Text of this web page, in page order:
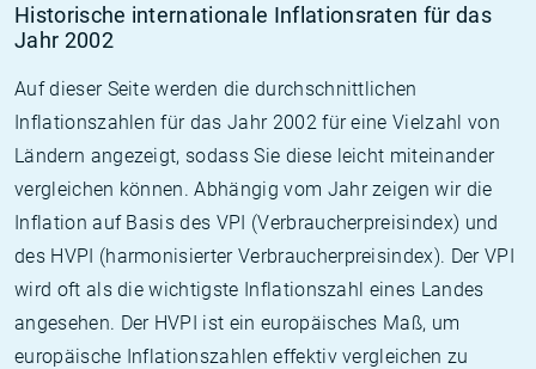
Historische internationale Inflationsraten für das
Jahr 2002
Auf dieser Seite werden die durchschnittlichen
Inflationszahlen für das Jahr 2002 für eine Vielzahl von
Ländern angezeigt, sodass Sie diese leicht miteinander
vergleichen können. Abhängig vom Jahr zeigen wir die
Inflation auf Basis des VPI (Verbraucherpreisindex) und
des HVPI (harmonisierter Verbraucherpreisindex). Der VPI
wird oft als die wichtigste Inflationszahl eines Landes
angesehen. Der HVPI ist ein europäisches Maß, um
europäische Inflationszahlen effektiv vergleichen zu